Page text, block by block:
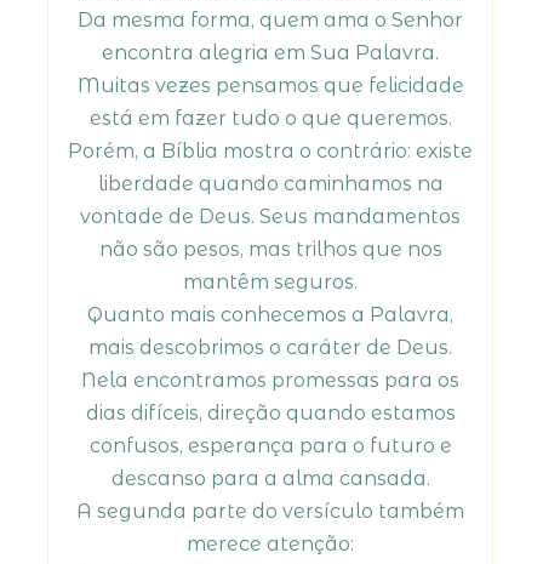
Da mesma forma, quem ama o Senhor
encontra alegria em Sua Palavra.
Muitas vezes pensamos que felicidade
está em fazer tudo o que queremos.
Porém, a Bíblia mostra o contrário: existe
liberdade quando caminhamos na
vontade de Deus. Seus mandamentos
não são pesos, mas trilhos que nos
mantêm seguros.
Quanto mais conhecemos a Palavra,
mais descobrimos o caráter de Deus.
Nela encontramos promessas para os
dias difíceis, direção quando estamos
confusos, esperança para o futuro e
descanso para a alma cansada.
A segunda parte do versículo também
merece atenção: